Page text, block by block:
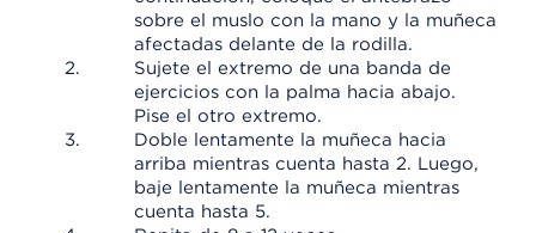
sobre el muslo con la mano y la muñeca
afectadas delante de la rodilla.
Sujete el extremo de una banda de
ejercicios con la palma hacia abajo.
Pise el otro extremo.
Doble lentamente la muñeca hacia
arriba mientras cuenta hasta 2. Luego,
baje lentamente la muñeca mientras
cuenta hasta 5.